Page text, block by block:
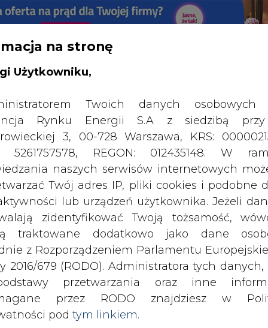
ZMIANY KADROWE NA RYNKU
na stronę
Użytkowniku,
Twoich danych osobowych
Rynku Energii S.A z siedzibą
3, 00-728 Warszawa, KRS:
5261757578, REGON: 012435148. W
naszych serwisów internetowych
Twój adres IP, pliki cookies i podobne
lub urządzeń użytkownika. Jeżeli
zidentyfikować Twoją tożsamość,
traktowane dodatkowo jako dane
z Rozporządzeniem Parlamentu
2016/679 (RODO). Administratora tych danych,
przetwarzania oraz inne
przez RODO znajdziesz w
pod tym linkiem.
II